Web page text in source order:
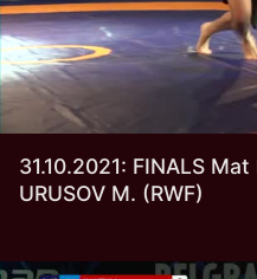
31.10.2021: FINALS
URUSOV M. (RWF)